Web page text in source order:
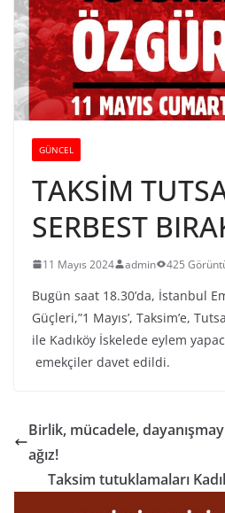
GÜNCEL
TAKSİM
SERBEST
11 Mayıs 2024 admin 425
Bugün saat 18.30’da, İstanbul
Güçleri,”1 Mayıs’, Taksim’e,
ile Kadıköy İskelede eylem
emekçiler davet edildi.
Birlik, mücadele,
ağız!
Taksim tutuklamaları